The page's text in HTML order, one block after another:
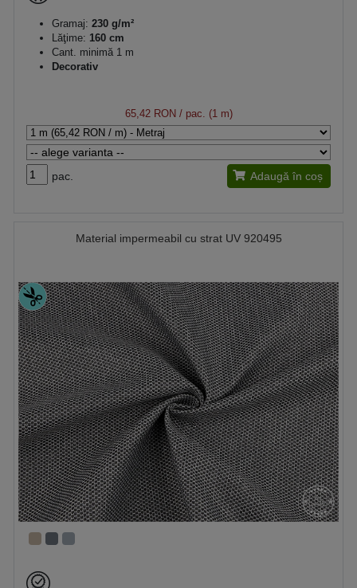
Gramaj: 230 g/m²
Lăţime: 160 cm
Cant. minimă 1 m
Decorativ
65,42 RON/ pac. (1 m)
pac. Adaugă în coș
Material impermeabil cu strat UV 920495